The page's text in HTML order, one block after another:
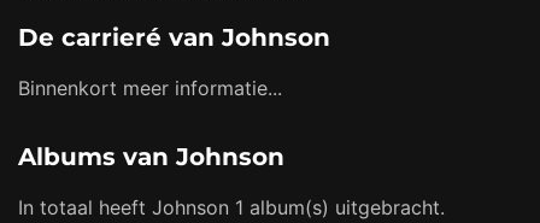
De carrieré van Johnson
Binnenkort meer informatie...
Albums van Johnson
In totaal heeft Johnson 1 album(s) uitgebracht.